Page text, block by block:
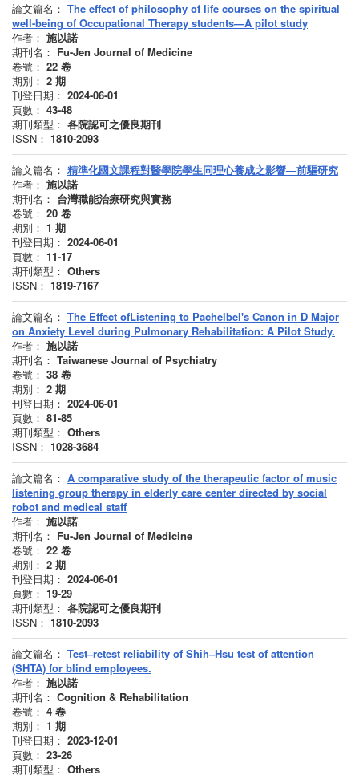
論文篇名： The effect of philosophy of life courses on the spiritual
well-being of Occupational Therapy students—A pilot study
作者： 施以諾
期刊名： Fu-Jen Journal of Medicine
卷號： 22 卷
期別： 2 期
刊登日期： 2024-06-01
頁數： 43-48
期刊類型： 各院認可之優良期刊
ISSN： 1810-2093
論文篇名： 精準化國文課程對醫學院學生同理心養成之影響—前驅研究
作者： 施以諾
期刊名： 台灣職能治療研究與實務
卷號： 20 卷
期別： 1 期
刊登日期： 2024-06-01
頁數： 11-17
期刊類型： Others
ISSN： 1819-7167
論文篇名： The Effect ofListening to Pachelbel's Canon in D Major
on Anxiety Level during Pulmonary Rehabilitation: A Pilot Study.
作者： 施以諾
期刊名： Taiwanese Journal of Psychiatry
卷號： 38 卷
期別： 2 期
刊登日期： 2024-06-01
頁數： 81-85
期刊類型： Others
ISSN： 1028-3684
論文篇名： A comparative study of the therapeutic factor of music
listening group therapy in elderly care center directed by social
robot and medical staff
作者： 施以諾
期刊名： Fu-Jen Journal of Medicine
卷號： 22 卷
期別： 2 期
刊登日期： 2024-06-01
頁數： 19-29
期刊類型： 各院認可之優良期刊
ISSN： 1810-2093
論文篇名： Test–retest reliability of Shih–Hsu test of attention
(SHTA) for blind employees.
作者： 施以諾
期刊名： Cognition & Rehabilitation
卷號： 4 卷
期別： 1 期
刊登日期： 2023-12-01
頁數： 23-26
期刊類型： Others